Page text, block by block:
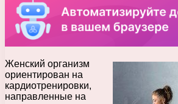
Женский организм
ориентирован на
кардиотренировки,
направленные на